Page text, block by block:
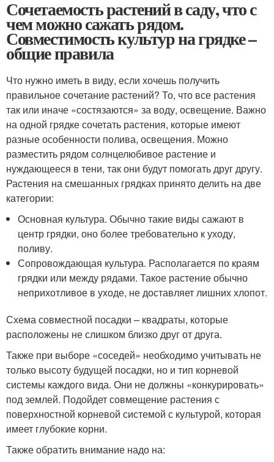
Сочетаемость растений в саду, что с
чем можно сажать рядом.
Совместимость культур на грядке –
общие правила
Что нужно иметь в виду, если хочешь получить
правильное сочетание растений? То, что все растения
так или иначе «состязаются» за воду, освещение. Важно
на одной грядке сочетать растения, которые имеют
разные особенности полива, освещения. Можно
разместить рядом солнцелюбивое растение и
нуждающееся в тени, так они будут помогать друг другу.
Растения на смешанных грядках принято делить на две
категории:
Основная культура. Обычно такие виды сажают в
центр грядки, оно более требовательно к уходу,
поливу.
Сопровождающая культура. Располагается по краям
грядки или между рядами. Такое растение обычно
неприхотливое в уходе, не доставляет лишних хлопот.
Схема совместной посадки – квадраты, которые
расположены не слишком близко друг от друга.
Также при выборе «соседей» необходимо учитывать не
только высоту будущей посадки, но и тип корневой
системы каждого вида. Они не должны «конкурировать»
под землей. Подойдет совмещение растения с
поверхностной корневой системой с культурой, которая
имеет глубокие корни.
Также обратить внимание надо на: